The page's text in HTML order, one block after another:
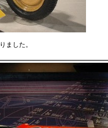
ました。